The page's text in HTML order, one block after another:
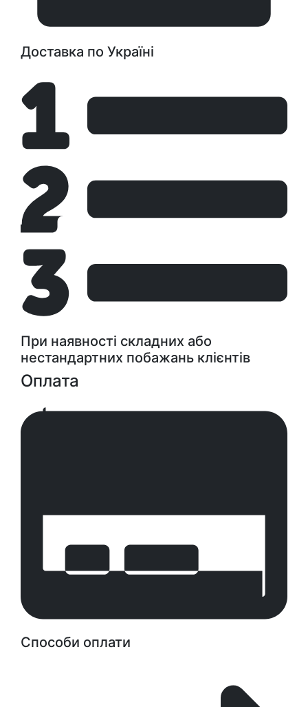
Доставка по Україні
При наявності складних або
нестандартних побажань клієнтів
Оплата
Способи оплати